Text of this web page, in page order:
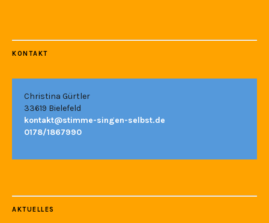
KONTAKT
Christina Gürtler
33619 Bielefeld
kontakt@stimme-singen-selbst.de
0178/1867990
AKTUELLES